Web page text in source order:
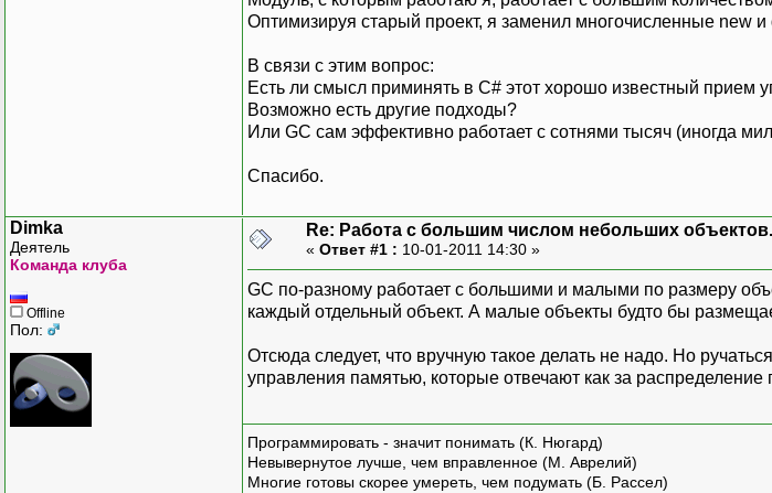
Оптимизируя старый проект, я заменил многочисленные new и
В связи с этим вопрос:
Есть ли смысл приминять в С# этот хорошо известный прием
Возможно есть другие подходы?
Или GC сам эффективно работает с сотнями тысяч (иногда
Спасибо.
Dimka
Деятель
Команда клуба
Offline
Пол:
Re: Работа с большим числом небольших объектов.
« Ответ #1 : 10-01-2011 14:30 »
GC по-разному работает с большими и малыми по размеру
каждый отдельный объект. А малые объекты будто бы
Отсюда следует, что вручную такое делать не надо. Но
управления памятью, которые отвечают как за
Программировать - значит понимать (К. Нюгард)
Невывернутое лучше, чем вправленное (М. Аврелий)
Многие готовы скорее умереть, чем подумать (Б. Рассел)